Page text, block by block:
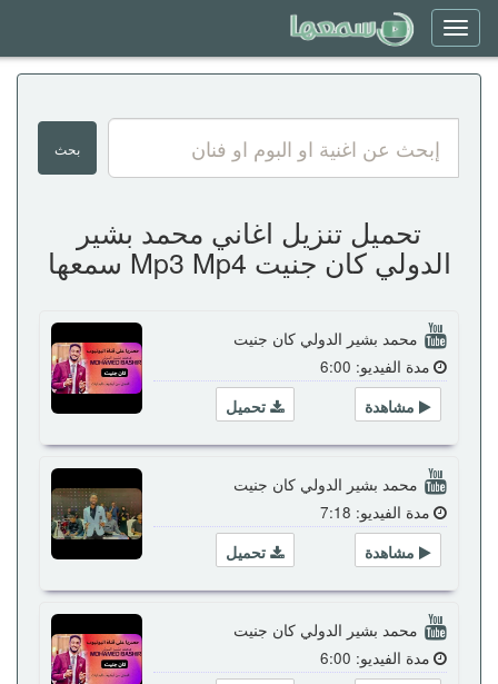
Toggle
navigation
تحميل تنزيل اغاني محمد بشير
الدولي كان جنيت Mp3 Mp4 سمعها
محمد بشير الدولي كان جنيت
مدة الفيديو: 6:00
تحميل
مشاهدة
محمد بشير الدولي كان جنيت
مدة الفيديو: 7:18
تحميل
مشاهدة
محمد بشير الدولي كان جنيت
مدة الفيديو: 6:00